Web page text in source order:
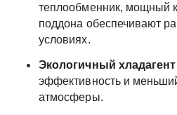
теплообменник, мощный
поддона обеспечивают
условиях.
Экологичный
эффективность и
атмосферы.